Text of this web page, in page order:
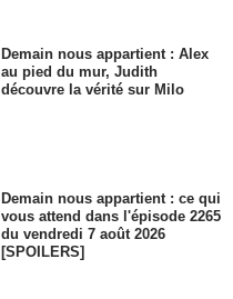
Demain nous appartient : Alex
au pied du mur, Judith
découvre la vérité sur Milo
Demain nous appartient : ce qui
vous attend dans l'épisode 2265
du vendredi 7 août 2026
[SPOILERS]